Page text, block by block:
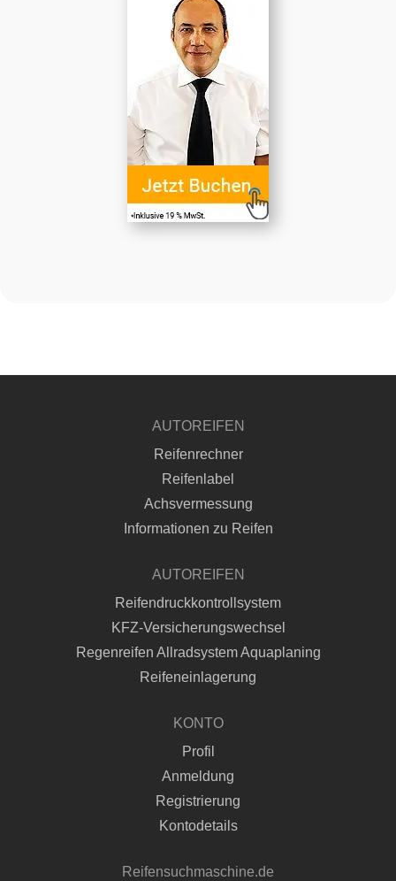
AUTOREIFEN
Reifenrechner
Reifenlabel
Achsvermessung
Informationen zu Reifen
AUTOREIFEN
Reifendruckkontrollsystem
KFZ-Versicherungswechsel
Regenreifen Allradsystem Aquaplaning
Reifeneinlagerung
KONTO
Profil
Anmeldung
Registrierung
Kontodetails
Reifensuchmaschine.de